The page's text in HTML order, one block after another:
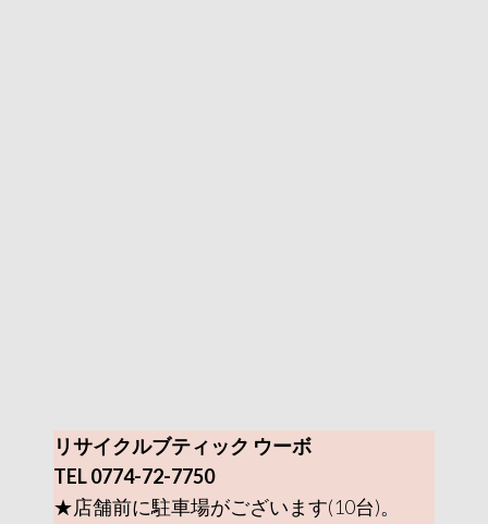
リサイクルブティック ウーボ
TEL 0774-72-7750
★店舗前に駐車場がございます(10台)。